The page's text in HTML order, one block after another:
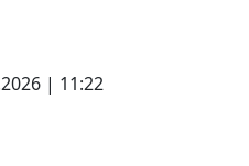
| 11:22